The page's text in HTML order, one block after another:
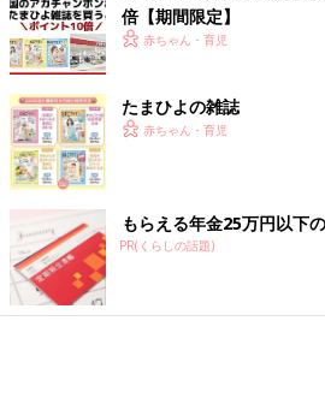
倍【期間限定】
赤ちゃん・育児
たまひよの雑誌
赤ちゃん・育児
もらえる年金25万円以下
PR(くらしの話題)